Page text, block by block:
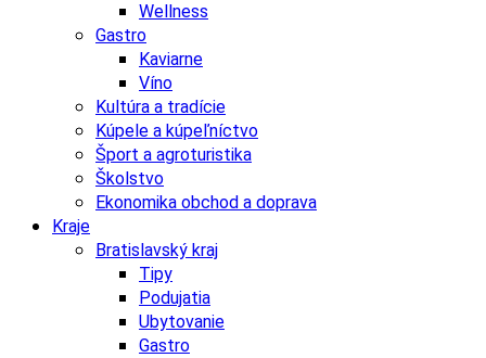
Wellness
Gastro
Kaviarne
Víno
Kultúra a tradície
Kúpele a kúpeľníctvo
Šport a agroturistika
Školstvo
Ekonomika obchod a doprava
Kraje
Bratislavský kraj
Tipy
Podujatia
Ubytovanie
Gastro